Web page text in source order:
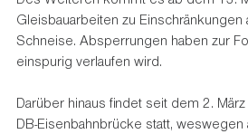
Gleisbauarbeiten zu
Schneise. Absperrungen haben zur
einspurig verlaufen wird.
Darüber hinaus findet seit dem 2.
DB-Eisenbahnbrücke statt,